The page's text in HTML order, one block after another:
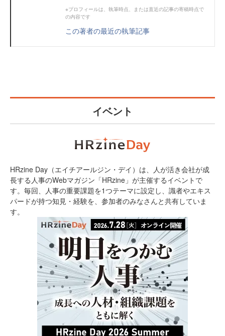
※プロフィールは、執筆時点、または直近の記事の寄稿時点で
の内容です
この著者の最近の執筆記事
イベント
HRzine Day（エイチアールジン・デイ）は、人が活き会社が成
長する人事のWebマガジン「HRzine」が主催するイベントで
す。毎回、人事の重要課題を1つテーマに設定し、識者やエキス
パードが持つ知見・経験を、参加者のみなさんと共有していま
す。